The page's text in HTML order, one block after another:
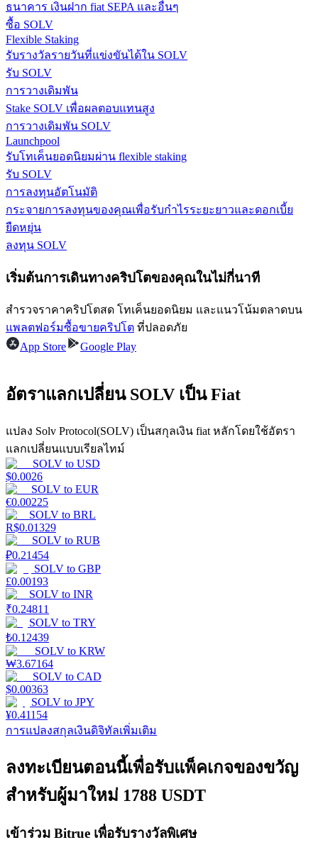
รับรางวัลการแข่งขันทุกวัน
การปักหลัก
ผลตอบแทนสูงและเข้าถึงได้ทันที
Launchpool
การเซ้งแบบยืดหยุ่นเพื่อรับโทเคนยอดนิยม
การล็อค BTR
การลงทุนพิเศษสำหรับผู้ถือ BTR
เงินกู้
บริการยืมเงินที่ได้รับการสนับสนุนจาก Crypto
ธนาคาร เงินฝาก fiat SEPA และอื่นๆ
ซื้อ SOLV
Flexible Staking
รับรางวัลรายวันที่แข่งขันได้ใน SOLV
รับ SOLV
การวางเดิมพัน
Stake SOLV เพื่อผลตอบแทนสูง
การวางเดิมพัน SOLV
Launchpool
รับโทเค็นยอดนิยมผ่าน flexible staking
รับ SOLV
การลงทุนอัตโนมัติ
กระจายการลงทุนของคุณเพื่อรับกำไรระยะยาวและดอกเบี้ย
ยืดหยุ่น
ลงทุน SOLV
เริ่มต้นการเดินทางคริปโตของคุณในไม่กี่นาที
สำรวจราคาคริปโตสด โทเค็นยอดนิยม และแนวโน้มตลาดบน
แพลตฟอร์มซื้อขายคริปโต ที่ปลอดภัย
App Store
Google Play
อัตราแลกเปลี่ยน SOLV เป็น Fiat
แปลง Solv Protocol(SOLV) เป็นสกุลเงิน fiat หลักโดยใช้อัตรา
แลกเปลี่ยนแบบเรียลไทม์
SOLV to USD
$0.0026
SOLV to EUR
€0.00225
SOLV to BRL
R$0.01329
SOLV to RUB
₽0.21454
SOLV to GBP
£0.00193
SOLV to INR
₹0.24811
SOLV to TRY
₺0.12439
SOLV to KRW
₩3.67164
SOLV to CAD
$0.00363
SOLV to JPY
¥0.41154
การแปลงสกุลเงินดิจิทัลเพิ่มเติม
ลงทะเบียนตอนนี้เพื่อรับแพ็คเกจของขวัญ
สำหรับผู้มาใหม่ 1788 USDT
เข้าร่วม Bitrue เพื่อรับรางวัลพิเศษ